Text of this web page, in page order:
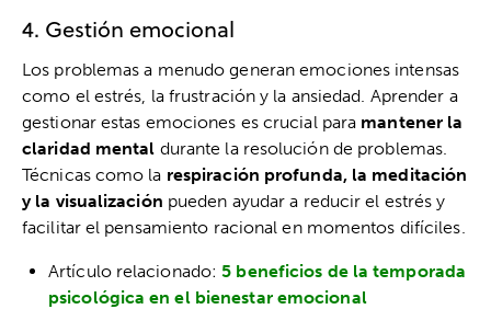
4. Gestión emocional
Los problemas a menudo generan emociones intensas
como el estrés, la frustración y la ansiedad. Aprender a
gestionar estas emociones es crucial para mantener la
claridad mental durante la resolución de problemas.
Técnicas como la respiración profunda, la meditación
y la visualización pueden ayudar a reducir el estrés y
facilitar el pensamiento racional en momentos difíciles.
Artículo relacionado:5 beneficios de la temporada
psicológica en el bienestar emocional